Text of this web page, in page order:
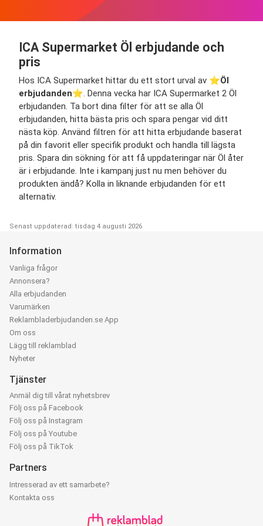
ICA Supermarket Öl erbjudande och
pris
Hos ICA Supermarket hittar du ett stort urval av ⭐️Öl
erbjudanden⭐️. Denna vecka har ICA Supermarket 2 Öl
erbjudanden. Ta bort dina filter för att se alla Öl
erbjudanden, hitta bästa pris och spara pengar vid ditt
nästa köp. Använd filtren för att hitta erbjudande baserat
på din favorit eller specifik produkt och handla till lägsta
pris. Spara din sökning för att få uppdateringar när Öl åter
är i erbjudande. Inte i kampanj just nu men behöver du
produkten ändå? Kolla in liknande erbjudanden för ett
alternativ.
Senast uppdaterad: tisdag 4 augusti 2026
Information
Vanliga frågor
Annonsera?
Alla erbjudanden
Varumärken
Reklambladerbjudanden.se App
Om oss
Lägg till reklamblad
Nyheter
Tjänster
Anmäl dig till vårat nyhetsbrev
Följ oss på Facebook
Följ oss på Instagram
Följ oss på Youtube
Följ oss på TikTok
Partners
Intresserad av ett samarbete?
Kontakta oss